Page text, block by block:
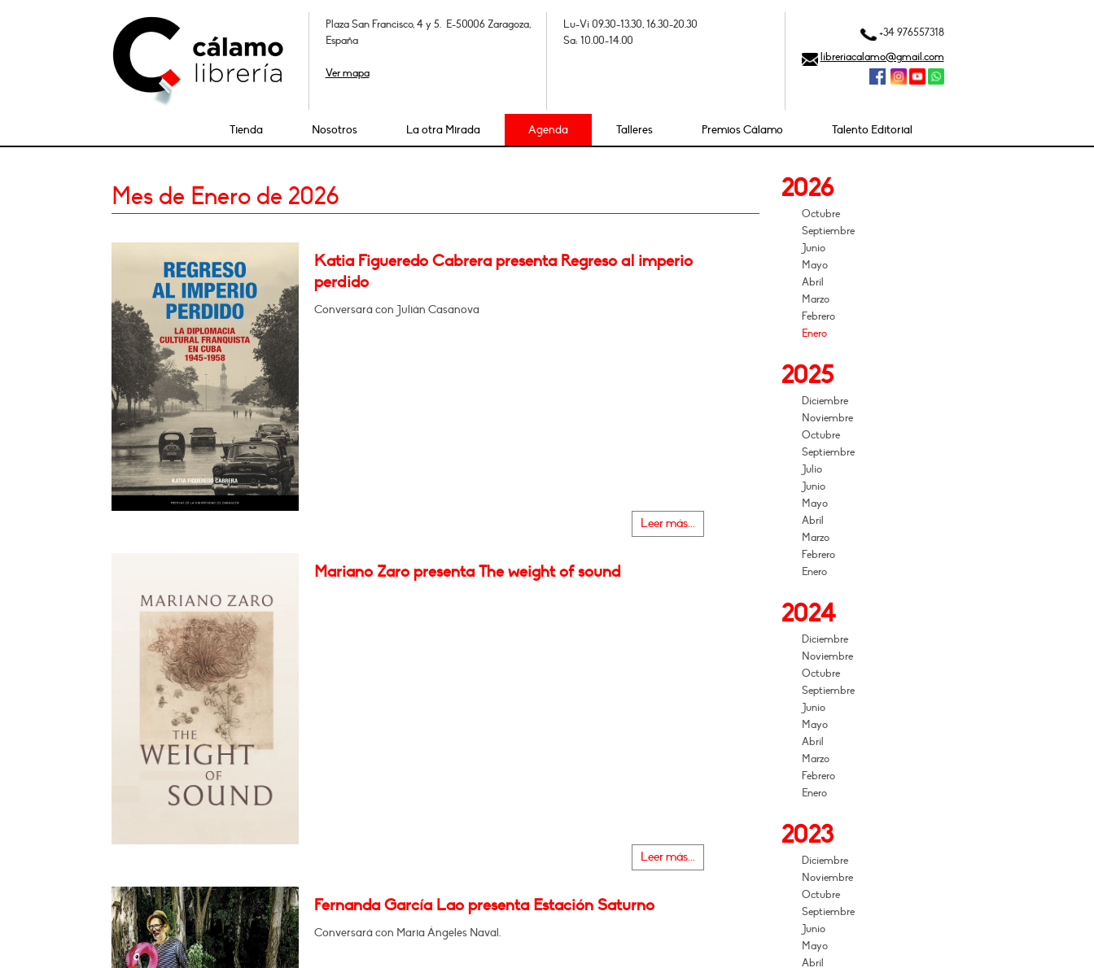
Plaza San Francisco, 4 y 5. E-50006 Zaragoza,
España
Ver mapa
Lu-Vi 09.30-13.30, 16.30-20.30
Sa: 10.00-14.00
+34 976557318
libreriacalamo@gmail.com
Tienda Nosotros La otra Mirada Agenda Talleres Premios Cálamo Talento Editorial
Mes de Enero de 2026
Katia Figueredo Cabrera presenta Regreso al imperio
perdido
Conversará con Julián Casanova
Leer más...
Mariano Zaro presenta The weight of sound
Leer más...
Fernanda García Lao presenta Estación Saturno
Conversará con Maria Ángeles Naval.
2026
Octubre
Septiembre
Junio
Mayo
Abril
Marzo
Febrero
Enero
2025
Diciembre
Noviembre
Octubre
Septiembre
Julio
Junio
Mayo
Abril
Marzo
Febrero
Enero
2024
Diciembre
Noviembre
Octubre
Septiembre
Junio
Mayo
Abril
Marzo
Febrero
Enero
2023
Diciembre
Noviembre
Octubre
Septiembre
Junio
Mayo
Abril